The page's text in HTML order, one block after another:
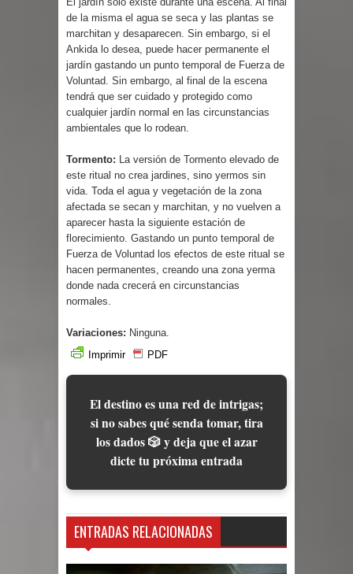
de la misma el agua se seca y las plantas se
marchitan y desaparecen. Sin embargo, si el
Ankida lo desea, puede hacer permanente el
jardín gastando un punto temporal de Fuerza de
Voluntad. Sin embargo, al final de la escena
tendrá que ser cuidado y protegido como
cualquier jardín normal en las circunstancias
ambientales que lo rodean.
Tormento: La versión de Tormento elevado de
este ritual no crea jardines, sino yermos sin
vida. Toda el agua y vegetación de la zona
afectada se secan y marchitan, y no vuelven a
aparecer hasta la siguiente estación de
florecimiento. Gastando un punto temporal de
Fuerza de Voluntad los efectos de este ritual se
hacen permanentes, creando una zona yerma
donde nada crecerá en circunstancias
normales.
Variaciones: Ninguna.
Imprimir
PDF
El destino es una red de intrigas;
si no sabes qué senda tomar, tira
los dados 🎲 y deja que el azar
dicte tu próxima entrada
ENTRADAS RELACIONADAS